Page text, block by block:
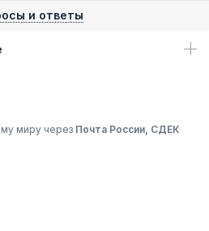
и ответы
миру через Почта России, СДЕК